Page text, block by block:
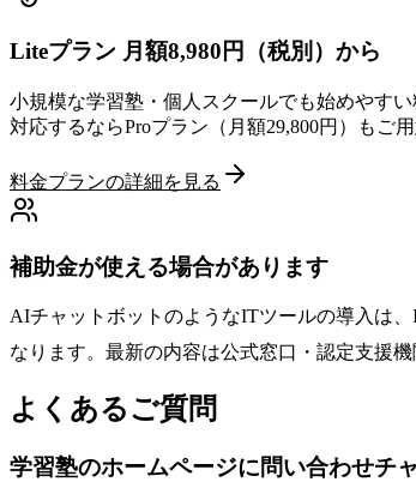
Liteプラン 月額8,980円（税別）から
小規模な学習塾・個人スクールでも始めやす
対応するならProプラン（月額29,800円）もご用
料金プランの詳細を見る
補助金が使える場合があります
AIチャットボットのようなITツールの導入は
なります。最新の内容は公式窓口・認定支援機
よくあるご質問
学習塾のホームページに問い合わせチ